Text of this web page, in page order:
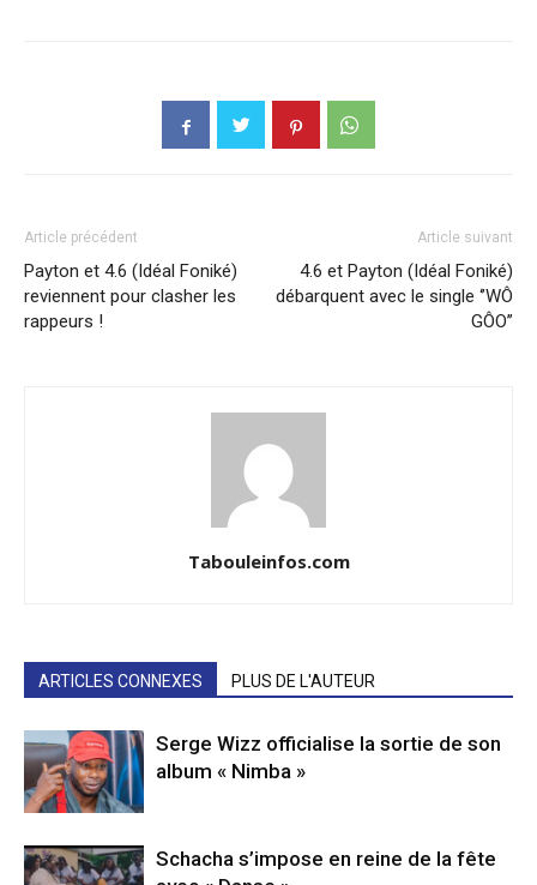
Article précédent
Payton et 4.6 (Idéal Foniké)
reviennent pour clasher les
rappeurs !
Article suivant
4.6 et Payton (Idéal Foniké)
débarquent avec le single ‘’WÔ
GÔO’’
Tabouleinfos.com
ARTICLES CONNEXES PLUS DE L'AUTEUR
Serge Wizz officialise la sortie de son
album « Nimba »
Schacha s’impose en reine de la fête